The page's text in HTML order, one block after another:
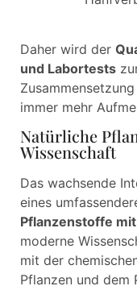
Daher wird der
und Labortests
immer mehr
Natürliche
Wissenschaft
Das wachsende
eines
Pflanzenstoffe
moderne
mit der
Pflanzen und dem